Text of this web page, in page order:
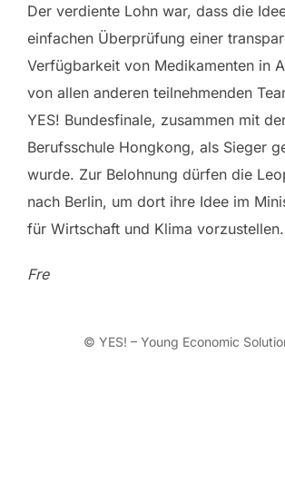
Der verdiente Lohn war, dass die
einfachen Überprüfung einer
Verfügbarkeit von Medikamenten in
von allen anderen teilnehmenden
YES! Bundesfinale, zusammen mit
Berufsschule Hongkong, als Sieger
wurde. Zur Belohnung dürfen die
nach Berlin, um dort ihre Idee im
für Wirtschaft und Klima vorzustellen.
Fre
© YES! – Young Economic